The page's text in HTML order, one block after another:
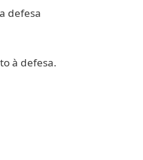
defesa
à defesa.